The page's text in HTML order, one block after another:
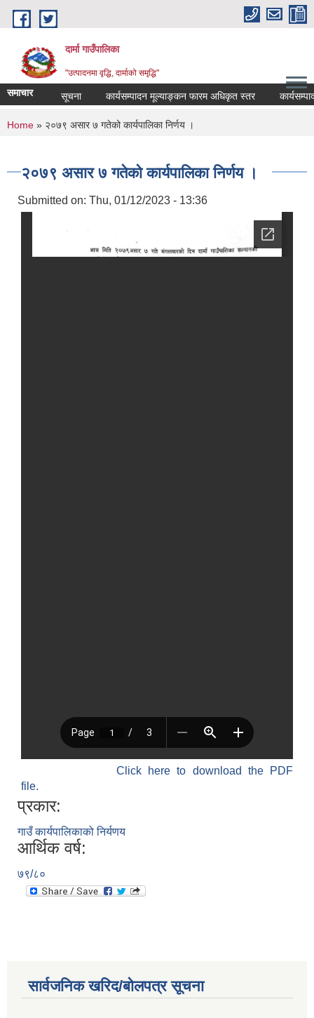
Skip to main content
दार्मा गाउँपालिका
"उत्पादनमा वृद्धि, दार्माको समृद्धि"
समाचार कार्यसम्पादन मूल्याङ्कन फारम अधिकृत स्तर
You are here
Home » २०७९ असार ७ गतेको कार्यपालिका निर्णय ।
२०७९ असार ७ गतेको कार्यपालिका निर्णय ।
Submitted on: Thu, 01/12/2023 - 13:36
Click here to download the PDF
file.
प्रकार:
गाउँ कार्यपालिकाको निर्यणय
आर्थिक वर्ष:
७९/८०
सार्वजनिक खरिद/बोलपत्र सूचना